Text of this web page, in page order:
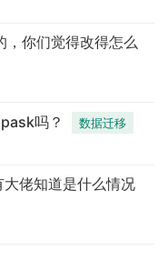
你们觉得改得怎么
吗？
数据迁移
佬知道是什么情况